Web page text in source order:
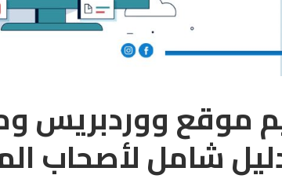
موقع ووردبريس
شامل لأصحاب